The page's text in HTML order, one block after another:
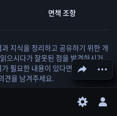
환경 설정
개
문서 공유하기
다른
면책 조항
지식을 정리하고 공유하기 위한 개
으시다가 잘못된 점을 발견하시거
필요한 내용이 있다면 글 맨 아래
견을 남겨주세요.